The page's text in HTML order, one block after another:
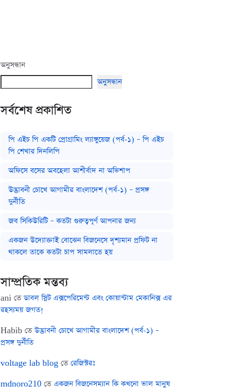
অনুসন্ধান
অনুসন্ধান
সর্বশেষ প্রকাশিত
পি এইচ পি একটি প্রোগ্রামিং ল্যাঙ্গুয়েজ (পর্ব-১) – পি এইচ
পি শেখার দিনলিপি
অফিসে বসের অবহেলা আশীর্বাদ না অভিশাপ
উদ্ভাবনী চোখে আগামীর বাংলাদেশ (পর্ব-১) – প্রসঙ্গ
দুর্নীতি
জব সিকিউরিটি – কতটা গুরুত্বপূর্ণ আপনার জন্য
একজন উদ্যোক্তাই বোঝেন বিজনেসে দৃশ্যমান প্রফিট না
থাকলে তাকে কতটা চাপ সামলাতে হয়
সাম্প্রতিক মন্তব্য
ani তেডাবল স্লিট এক্সপেরিমেন্ট এবং কোয়ান্টাম মেকানিক্স এর
রহস্যময় জগত!
Habib তেউদ্ভাবনী চোখে আগামীর বাংলাদেশ (পর্ব-১) –
প্রসঙ্গ দুর্নীতি
voltage lab blog তেরেজিস্টরঃ
mdnoro210 তেএকজন বিজনেসম্যান কি কখনো ভাল মানুষ